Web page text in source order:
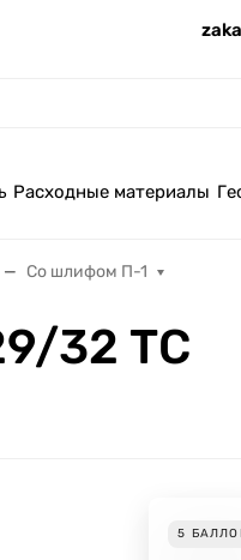
Расходные материалы
Со шлифом П-1
32 ТС
5